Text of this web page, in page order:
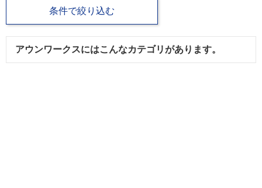
条件で絞り込む
アウンワークスにはこんなカテゴリがあります。